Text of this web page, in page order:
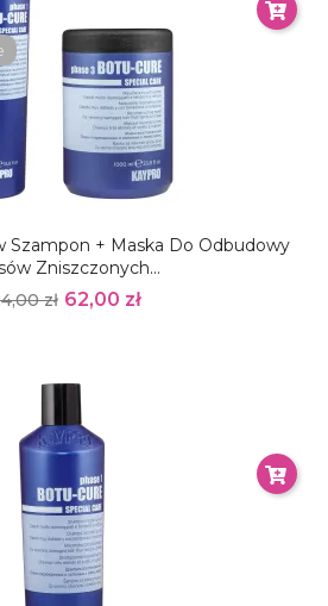
Szampon + Maska Do Odbudowy
Zniszczonych...
zł 62,00 zł